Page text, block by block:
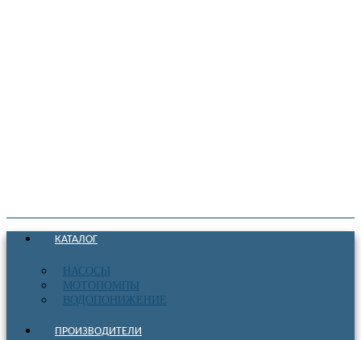
КАТАЛОГ
НАСОСЫ
МОТОПОМПЫ
ВОДОПОНИЖЕНИЕ
ПРОИЗВОДИТЕЛИ